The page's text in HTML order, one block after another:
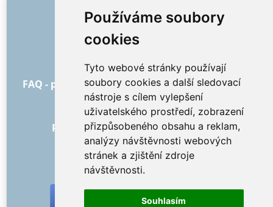
Používáme soubory
cookies
Tyto webové stránky používají
soubory cookies a další sledovací
nástroje s cílem vylepšení
uživatelského prostředí, zobrazení
přizpůsobeného obsahu a reklam,
analýzy návštěvnosti webových
stránek a zjištění zdroje
návštěvnosti.
Souhlasím
O nás
Jak to všechno začalo
Všeobecné obchodní podmínky
FAQ - pro objednatele FAQ - pro poskytovatele
Reklama a marketing
Blog
Recenze objednávek s hodnocením
Kontakt
SOCIÁLNÍ SÍTĚ